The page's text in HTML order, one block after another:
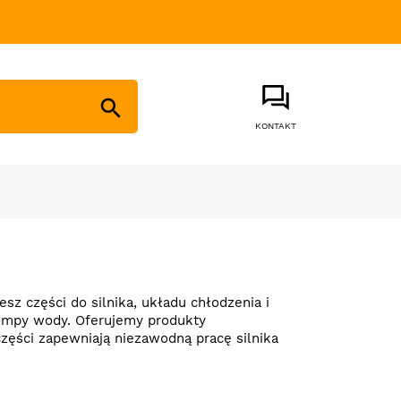

KONTAKT
części do silnika, układu chłodzenia i
wody. Oferujemy produkty
zapewniają niezawodną pracę silnika